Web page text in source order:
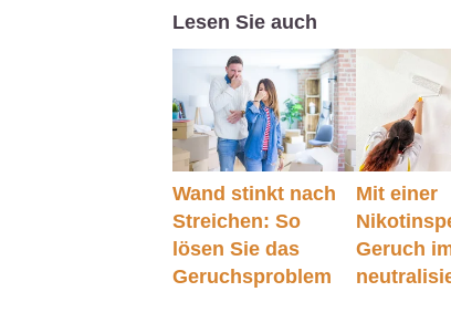
Lesen Sie auch
Wand stinkt nach
Streichen: So
lösen Sie das
Geruchsproblem
Mit einer
Geruch